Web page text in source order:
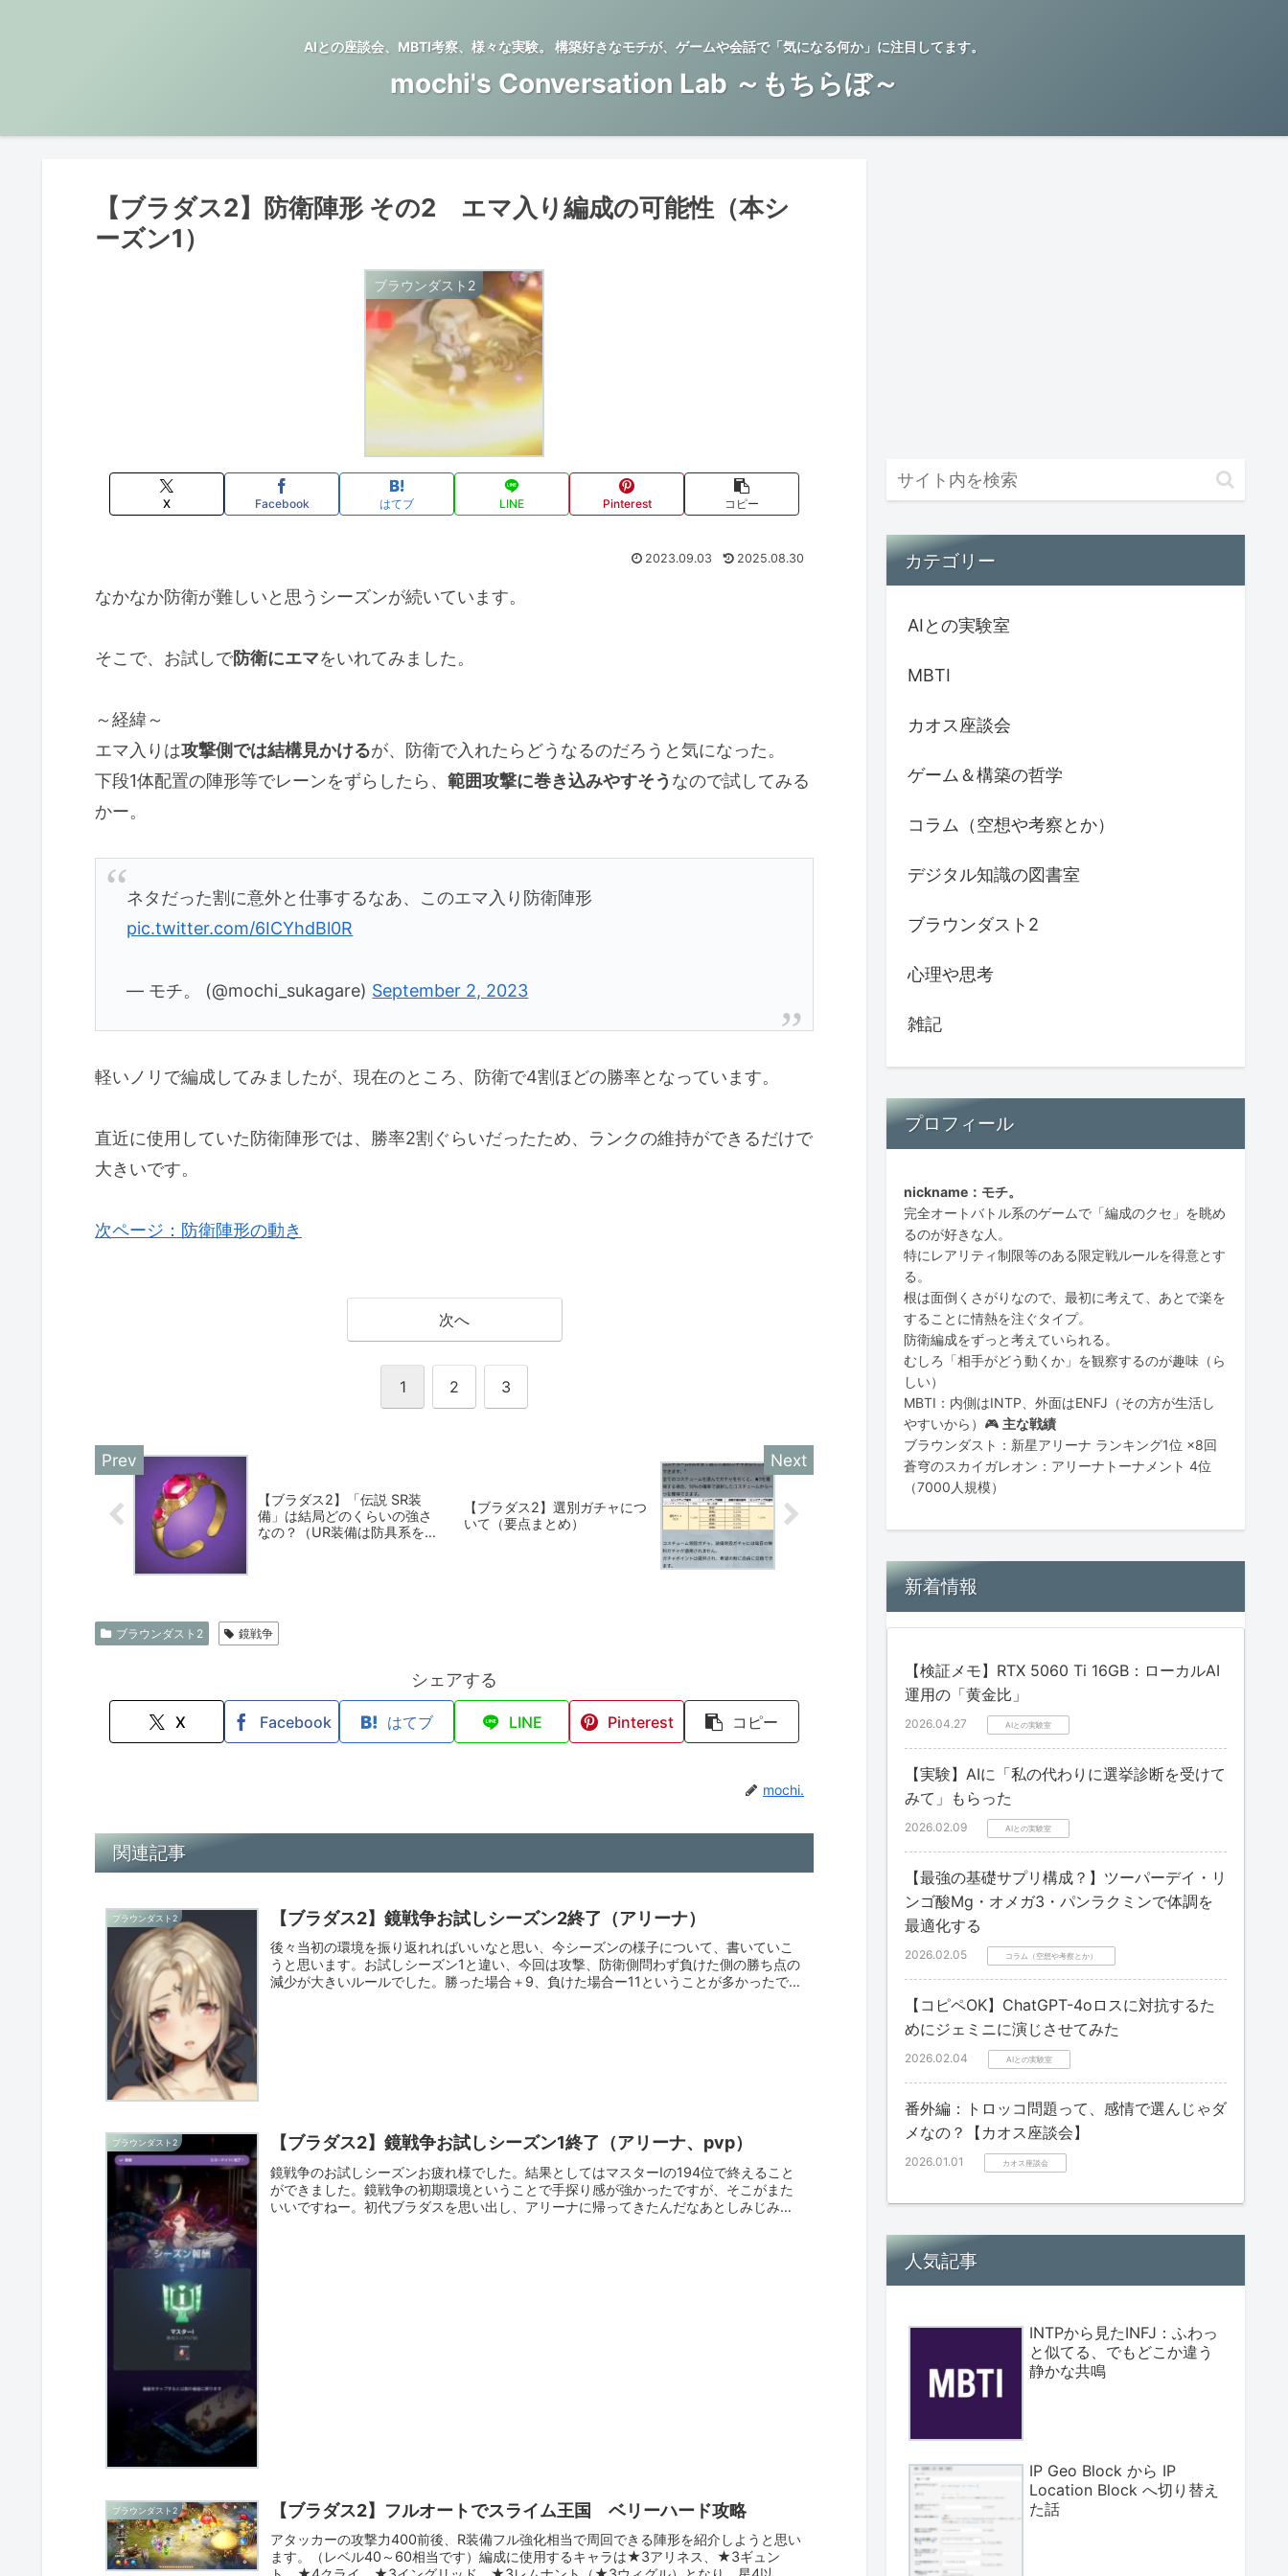
AIとの座談会、MBTI考察、様々な実験。 構築好きなモチが、ゲームや会話で「気になる何か」に注目してます。
mochi's Conversation Lab ～もちらぼ～
【ブラダス2】防衛陣形 その2 エマ入り編成の可能性（本シ
ーズン1）
ブラウンダスト2
X Facebook はてブ LINE Pinterest コピー
2023.09.03 2025.08.30
なかなか防衛が難しいと思うシーズンが続いています。
そこで、お試しで防衛にエマをいれてみました。
～経緯～
エマ入りは攻撃側では結構見かけるが、防衛で入れたらどうなるのだろうと気になった。
下段1体配置の陣形等でレーンをずらしたら、 範囲攻撃に巻き込みやすそう なので試してみる
かー。
ネタだった割に意外と仕事するなあ、このエマ入り防衛陣形
pic.twitter.com/6ICYhdBl0R
— モチ。 (@mochi_sukagare) September 2, 2023
軽いノリで編成してみましたが、現在のところ、防衛で4割ほどの勝率となっています。
直近に使用していた防衛陣形では、勝率2割ぐらいだったため、ランクの維持ができるだけで
大きいです。
次ページ：防衛陣形の動き
次へ
1 2 3
【ブラダス2】「伝説 SR装
備」は結局どのくらいの強さ
なの？（UR装備は防具系を狙
【ブラダス2】選別ガチャにつ
いて（要点まとめ）
ブラウンダスト2 鏡戦争
シェアする
X Facebook はてブ LINE Pinterest コピー
mochi.
関連記事
ブラウンダスト2 【ブラダス2】鏡戦争お試しシーズン2終了（アリーナ）
後々当初の環境を振り返れればいいなと思い、今シーズンの様子について、書いていこ
うと思います。お試しシーズン1と違い、今回は攻撃、防衛側問わず負けた側の勝ち点の
減少が大きいルールでした。勝った場合＋9、負けた場合ー11ということが多かったで
ブラウンダスト2 【ブラダス2】鏡戦争お試しシーズン1終了（アリーナ、pvp）
鏡戦争のお試しシーズンお疲れ様でした。結果としてはマスターⅠの194位で終えること
ができました。鏡戦争の初期環境ということで手探り感が強かったですが、そこがまた
いいですねー。初代ブラダスを思い出し、アリーナに帰ってきたんだなあとしみじみと
ブラウンダスト2 【ブラダス2】フルオートでスライム王国 ベリーハード攻略
アタッカーの攻撃力400前後、R装備フル強化相当で周回できる陣形を紹介しようと思い
ます。（レベル40～60相当です）編成に使用するキャラは★3アリネス、★3ギュン
カテゴリー
AIとの実験室
MBTI
カオス座談会
ゲーム＆構築の哲学
コラム（空想や考察とか）
デジタル知識の図書室
ブラウンダスト2
心理や思考
雑記
プロフィール
nickname：モチ。
完全オートバトル系のゲームで「編成のクセ」を眺め
るのが好きな人。
特にレアリティ制限等のある限定戦ルールを得意とす
る。
根は面倒くさがりなので、最初に考えて、あとで楽を
することに情熱を注ぐタイプ。
防衛編成をずっと考えていられる。
むしろ「相手がどう動くか」を観察するのが趣味（ら
しい）
MBTI：内側はINTP、外面はENFJ（その方が生活し
やすいから）🎮 主な戦績
ブラウンダスト：新星アリーナ ランキング1位 ×8回
蒼穹のスカイガレオン：アリーナトーナメント 4位
（7000人規模）
新着情報
【検証メモ】RTX 5060 Ti 16GB：ローカルAI
運用の「黄金比」
2026.04.27 AIとの実験室
【実験】AIに「私の代わりに選挙診断を受けて
みて」もらった
2026.02.09 AIとの実験室
【最強の基礎サプリ構成？】ツーパーデイ・リ
ンゴ酸Mg・オメガ3・パンラクミンで体調を
最適化する
2026.02.05 コラム（空想や考察とか）
【コピペOK】ChatGPT-4oロスに対抗するた
めにジェミニに演じさせてみた
2026.02.04 AIとの実験室
番外編：トロッコ問題って、感情で選んじゃダ
メなの？【カオス座談会】
2026.01.01 カオス座談会
人気記事
INTPから見たINFJ：ふわっ
と似てる、でもどこか違う
静かな共鳴
IP Geo Block から IP
Location Block へ切り替え
た話